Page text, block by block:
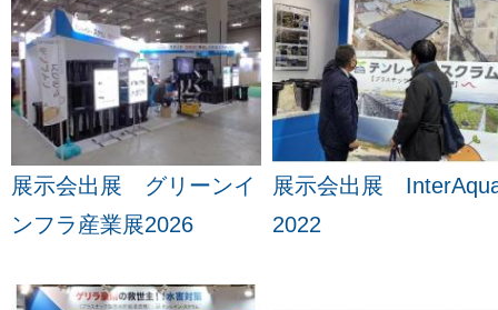
展示会出展 グリーンイ
ンフラ産業展2026
展示会出展
2022